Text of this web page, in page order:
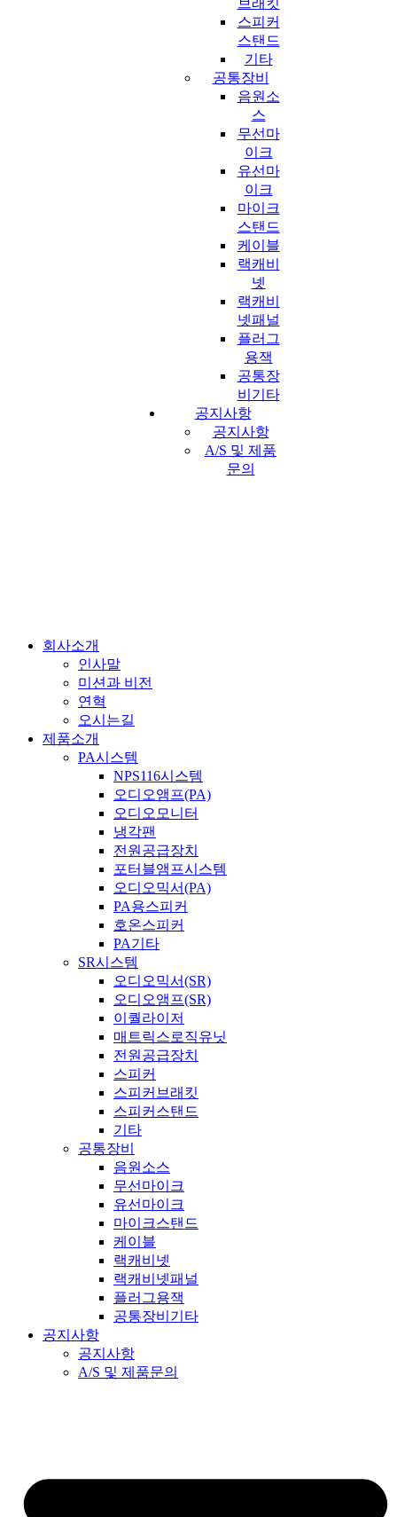
브래킷
스피커
스탠드
기타
공통장비
음원소
스
무선마
이크
유선마
이크
마이크
스탠드
케이블
랙캐비
넷
랙캐비
넷패널
플러그
용잭
공통장
비기타
공지사항
공지사항
A/S 및 제품
문의
회사소개
인사말
미션과 비전
연혁
오시는길
제품소개
PA시스템
NPS116시스템
오디오앰프(PA)
오디오모니터
냉각팬
전원공급장치
포터블앰프시스템
오디오믹서(PA)
PA용스피커
호온스피커
PA기타
SR시스템
오디오믹서(SR)
오디오앰프(SR)
이퀄라이저
매트릭스로직유닛
전원공급장치
스피커
스피커브래킷
스피커스탠드
기타
공통장비
음원소스
무선마이크
유선마이크
마이크스탠드
케이블
랙캐비넷
랙캐비넷패널
플러그용잭
공통장비기타
공지사항
공지사항
A/S 및 제품문의